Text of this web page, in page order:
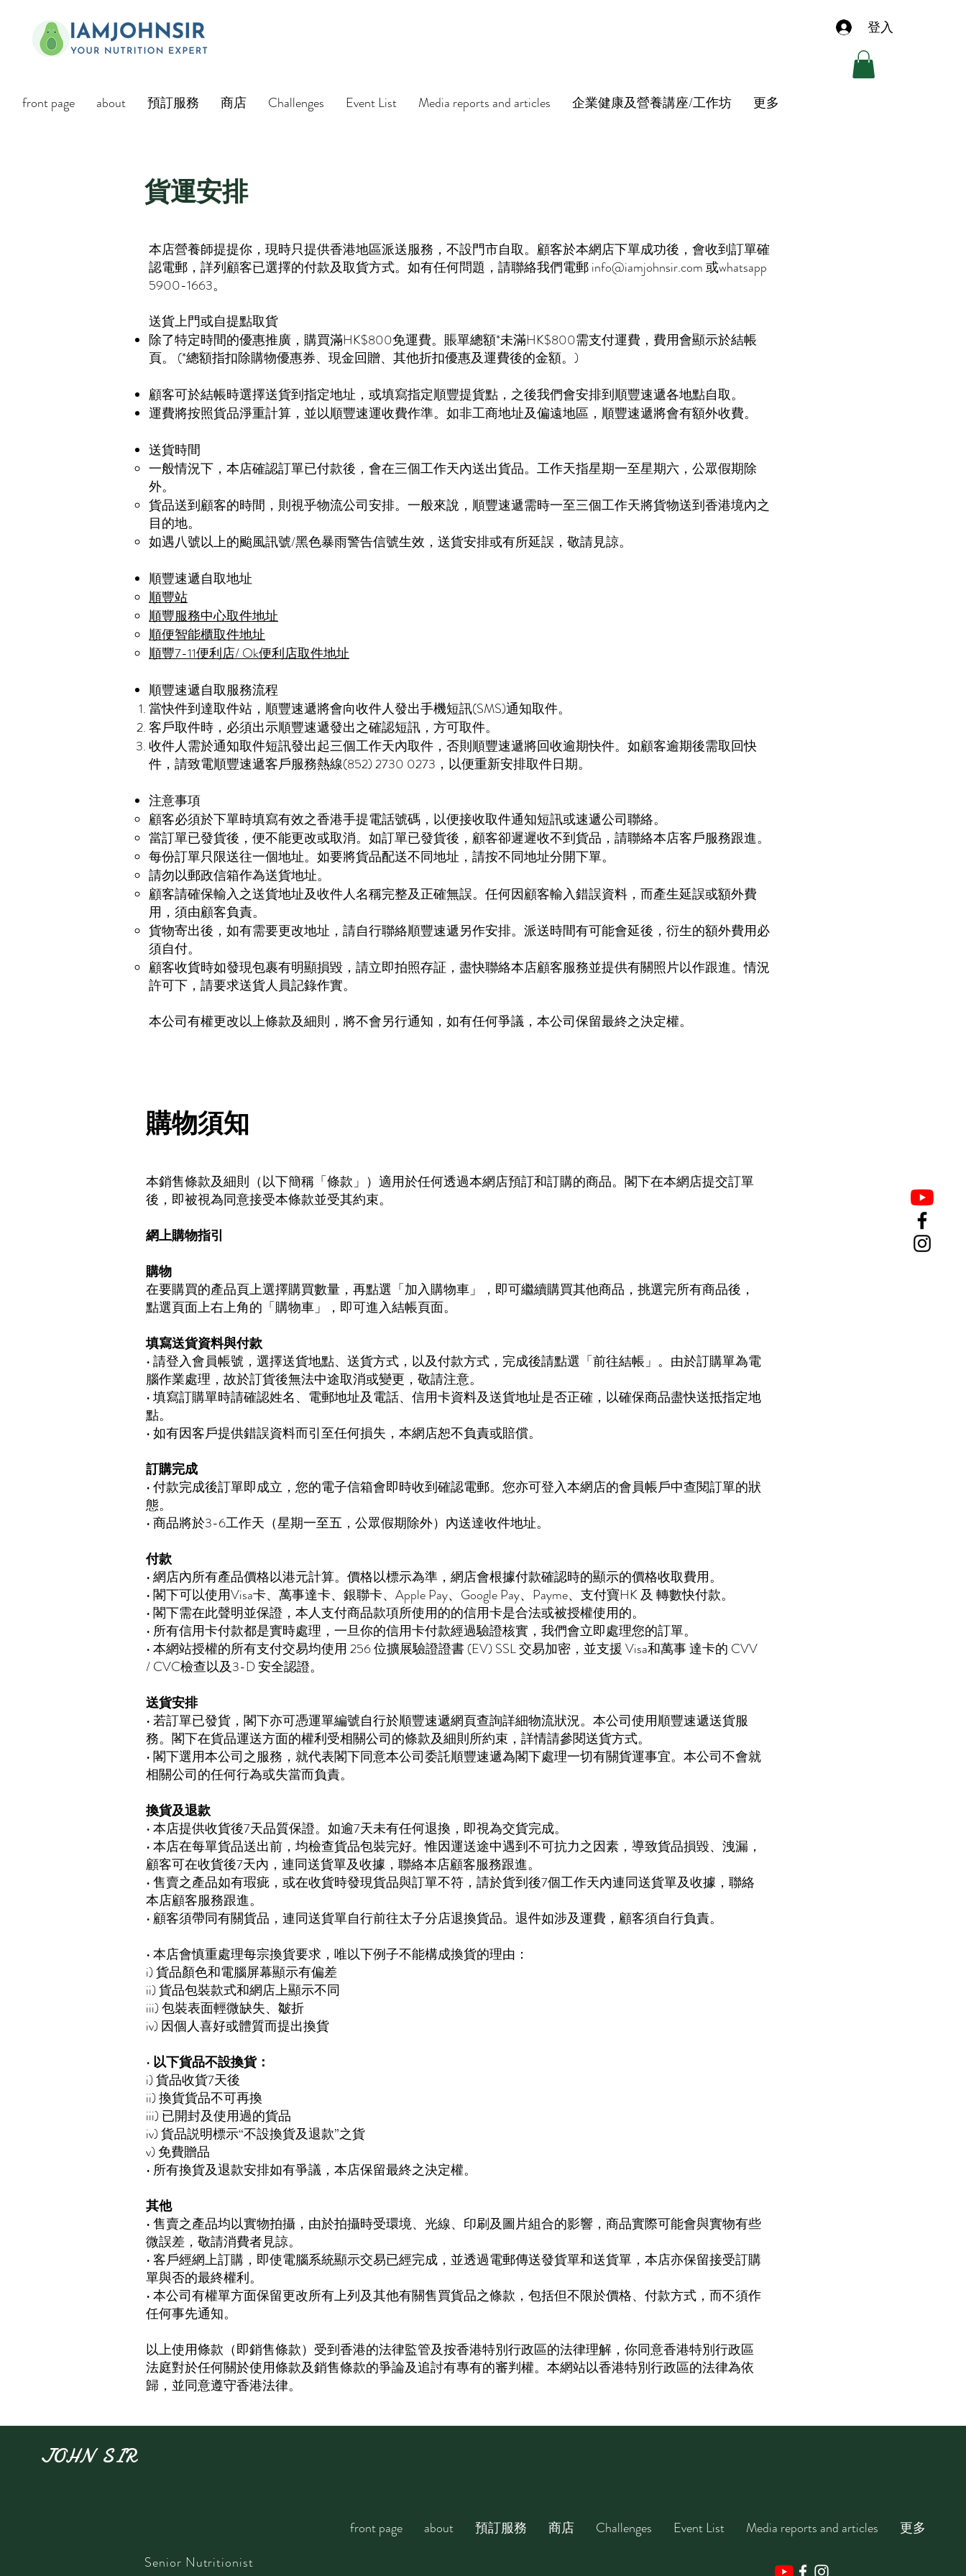
登入
front page about 預訂服務 商店 Challenges Event List Media reports and articles 企業健康及營養講座/工作坊 更多
貨運安排​
本店營養師提提你，現時只提供香港地區派送服務，不設門市自取。顧客於本網店下單成功後，會收到訂單確
認電郵，詳列顧客已選擇的付款及取貨方式。如有任何問題，請聯絡我們電郵info@iamjohnsir.com或whatsapp
5900-1663。
送貨上門或自提點取貨
除了特定時間的優惠推廣，購買滿HK$800免運費。賬單總額*未滿HK$800需支付運費，費用會顯示於結帳
頁。 (*總額指扣除購物優惠券、現金回贈、其他折扣優惠及運費後的金額。)
顧客可於結帳時選擇送貨到指定地址，或填寫指定順豐提貨點，之後我們會安排到順豐速遞各地點自取。
運費將按照貨品淨重計算，並以順豐速運收費作準。如非工商地址及偏遠地區，順豐速遞將會有額外收費。
送貨時間
一般情況下，本店確認訂單已付款後，會在三個工作天內送出貨品。工作天指星期一至星期六，公眾假期除
外。
貨品送到顧客的時間，則視乎物流公司安排。一般來說，順豐速遞需時一至三個工作天將貨物送到香港境內之
目的地。
如遇八號以上的颱風訊號/黑色暴雨警告信號生效，送貨安排或有所延誤，敬請見諒。
順豐速遞自取地址
順豐站
順豐服務中心取件地址
順便智能櫃取件地址
順豐7-11便利店/ Ok便利店取件地址
順豐速遞自取服務流程
當快件到達取件站，順豐速遞將會向收件人發出手機短訊(SMS)通知取件。
客戶取件時，必須出示順豐速遞發出之確認短訊，方可取件。
收件人需於通知取件短訊發出起三個工作天內取件，否則順豐速遞將回收逾期快件。如顧客逾期後需取回快
件，請致電順豐速遞客戶服務熱線(852) 2730 0273，以便重新安排取件日期。
注意事項
顧客必須於下單時填寫有效之香港手提電話號碼，以便接收取件通知短訊或速遞公司聯絡。
當訂單已發貨後，便不能更改或取消。如訂單已發貨後，顧客卻遲遲收不到貨品，請聯絡本店客戶服務跟進。
每份訂單只限送往一個地址。如要將貨品配送不同地址，請按不同地址分開下單。
請勿以郵政信箱作為送貨地址。
顧客請確保輸入之送貨地址及收件人名稱完整及正確無誤。任何因顧客輸入錯誤資料，而產生延誤或額外費
用，須由顧客負責。
貨物寄出後，如有需要更改地址，請自行聯絡順豐速遞另作安排。派送時間有可能會延後，衍生的額外費用必
須自付。
顧客收貨時如發現包裹有明顯損毀，請立即拍照存証，盡快聯絡本店顧客服務並提供有關照片以作跟進。情況
許可下，請要求送貨人員記錄作實。
本公司有權更改以上條款及細則，將不會另行通知，如有任何爭議，本公司保留最終之決定權。
購物須知
本銷售條款及細則（以下簡稱「條款」）適用於任何透過本網店預訂和訂購的商品。閣下在本網店提交訂單
後，即被視為同意接受本條款並受其約束。
網上購物指引
購物
在要購買的產品頁上選擇購買數量，再點選「加入購物車」，即可繼續購買其他商品，挑選完所有商品後，
點選頁面上右上角的「購物車」，即可進入結帳頁面。
填寫送貨資料與付款
• 請登入會員帳號，選擇送貨地點、送貨方式，以及付款方式，完成後請點選「前往結帳」。由於訂購單為電
腦作業處理，故於訂貨後無法中途取消或變更，敬請注意。
• 填寫訂購單時請確認姓名、電郵地址及電話、信用卡資料及送貨地址是否正確，以確保商品盡快送抵指定地
點。
• 如有因客戶提供錯誤資料而引至任何損失，本網店恕不負責或賠償。
訂購完成
• 付款完成後訂單即成立，您的電子信箱會即時收到確認電郵。您亦可登入本網店的會員帳戶中查閱訂單的狀
態。
• 商品將於3-6工作天（星期一至五，公眾假期除外）內送達收件地址。
付款
• 網店內所有產品價格以港元計算。價格以標示為準，網店會根據付款確認時的顯示的價格收取費用。
• 閣下可以使用Visa卡、萬事達卡、銀聯卡、Apple Pay、Google Pay、Payme、支付寶HK 及 轉數快付款。
• 閣下需在此聲明並保證，本人支付商品款項所使用的的信用卡是合法或被授權使用的。
• 所有信用卡付款都是實時處理，一旦你的信用卡付款經過驗證核實，我們會立即處理您的訂單。
• 本網站授權的所有支付交易均使用 256 位擴展驗證證書 (EV) SSL 交易加密，並支援 Visa和萬事 達卡的 CVV
/ CVC檢查以及3-D 安全認證。
送貨安排
• 若訂單已發貨，閣下亦可憑運單編號自行於順豐速遞網頁查詢詳細物流狀況。本公司使用順豐速遞送貨服
務。閣下在貨品運送方面的權利受相關公司的條款及細則所約束，詳情請參閱送貨方式。
• 閣下選用本公司之服務，就代表閣下同意本公司委託順豐速遞為閣下處理一切有關貨運事宜。本公司不會就
相關公司的任何行為或失當而負責。
換貨及退款
• 本店提供收貨後7天品質保證。如逾7天未有任何退換，即視為交貨完成。
• 本店在每單貨品送出前，均檢查貨品包裝完好。惟因運送途中遇到不可抗力之因素，導致貨品損毀、洩漏，
顧客可在收貨後7天內，連同送貨單及收據，聯絡本店顧客服務跟進。
• 售賣之產品如有瑕疵，或在收貨時發現貨品與訂單不符，請於貨到後7個工作天內連同送貨單及收據，聯絡
本店顧客服務跟進。
• 顧客須帶同有關貨品，連同送貨單自行前往太子分店退換貨品。退件如涉及運費，顧客須自行負責。
• 本店會慎重處理每宗換貨要求，唯以下例子不能構成換貨的理由：
i) 貨品顏色和電腦屏幕顯示有偏差
ii) 貨品包裝款式和網店上顯示不同
iii) 包裝表面輕微缺失、皺折
iv) 因個人喜好或體質而提出換貨
• 以下貨品不設換貨：
i) 貨品收貨7天後
ii) 換貨貨品不可再換
iii) 已開封及使用過的貨品
iv) 貨品説明標示“不設換貨及退款”之貨
v) 免費贈品
• 所有換貨及退款安排如有爭議，本店保留最終之決定權。
其他
• 售賣之產品均以實物拍攝，由於拍攝時受環境、光線、印刷及圖片組合的影響，商品實際可能會與實物有些
微誤差，敬請消費者見諒。
• 客戶經網上訂購，即使電腦系統顯示交易已經完成，並透過電郵傳送發貨單和送貨單，本店亦保留接受訂購
單與否的最終權利。
• 本公司有權單方面保留更改所有上列及其他有關售買貨品之條款，包括但不限於價格、付款方式，而不須作
任何事先通知。
以上使用條款（即銷售條款）受到香港的法律監管及按香港特別行政區的法律理解，你同意香港特別行政區
法庭對於任何關於使用條款及銷售條款的爭論及追討有專有的審判權。本網站以香港特別行政區的法律為依
歸，並同意遵守香港法律。
JOHN SIR
​Senior Nutritionist
front page about 預訂服務 商店 Challenges Event List Media reports and articles 更多